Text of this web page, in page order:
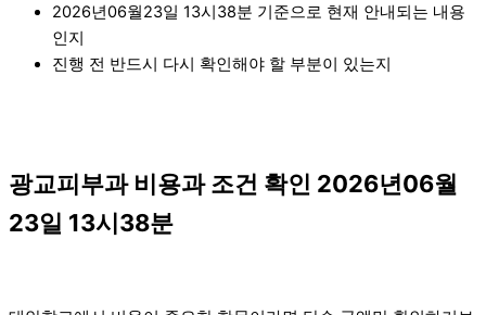
2026년06월23일 13시38분 기준으로 현재 안내되는 내용
인지
진행 전 반드시 다시 확인해야 할 부분이 있는지
광교피부과 비용과 조건 확인 2026년06월
23일 13시38분